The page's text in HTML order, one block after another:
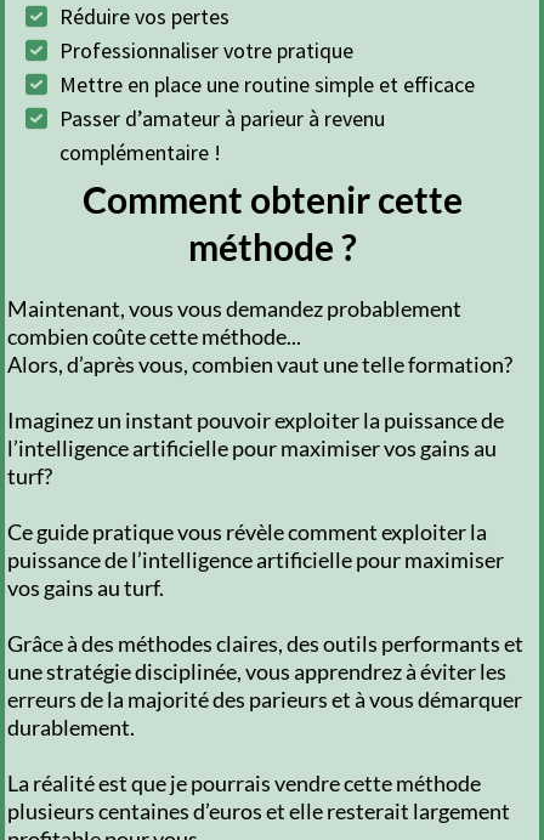
Réduire vos pertes
Professionnaliser votre pratique
Mettre en place une routine simple et efficace
Passer d’amateur à parieur à revenu
complémentaire !
Comment obtenir cette
méthode ?
Maintenant, vous vous demandez probablement
combien coûte cette méthode...
Alors, d’après vous, combien vaut une telle formation?
Imaginez un instant pouvoir exploiter la puissance de
l’intelligence artificielle pour maximiser vos gains au
turf?
Ce guide pratique vous révèle comment exploiter la
puissance de l’intelligence artificielle pour maximiser
vos gains au turf.
Grâce à des méthodes claires, des outils performants et
une stratégie disciplinée, vous apprendrez à éviter les
erreurs de la majorité des parieurs et à vous démarquer
durablement.
La réalité est que je pourrais vendre cette méthode
plusieurs centaines d’euros et elle resterait largement